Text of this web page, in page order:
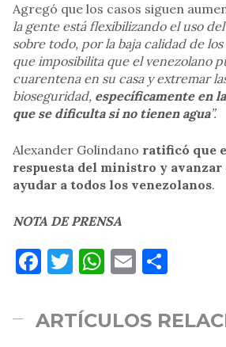
Agregó que los casos siguen
la gente está flexibilizando el uso
sobre todo, por la baja calidad de
que imposibilita que el venezolano
cuarentena en su casa y extremar
bioseguridad, específicamente en
que se dificulta si no tienen agua”.
Alexander Golindano ratificó que
respuesta del ministro y
ayudar a todos los venezolanos.
NOTA DE PRENSA
Facebook
Twitter
WhatsApp
Email
ARTÍCULOS